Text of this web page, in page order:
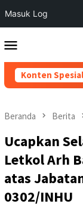
Masuk Log
ke
Mobile
Konten Spesial
untuk Rabat
Beranda Berita
Ucapkan
Letkol Arh
atas
0302/INHU